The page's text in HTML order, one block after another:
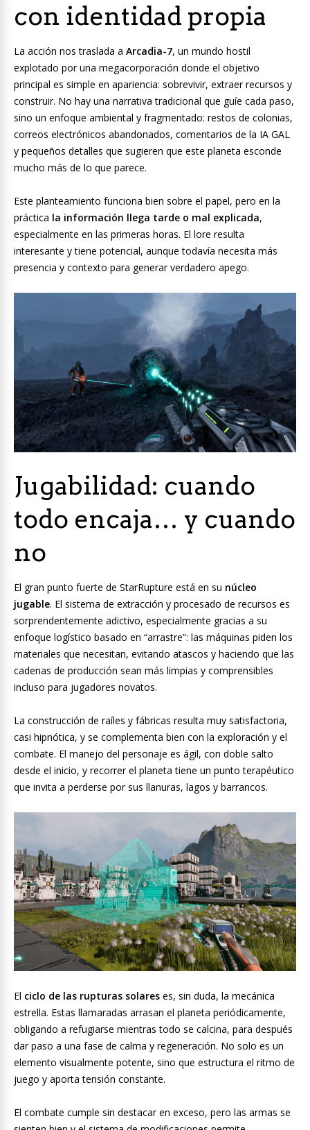
con identidad propia
La acción nos traslada a Arcadia-7, un mundo hostil
explotado por una megacorporación donde el objetivo
principal es simple en apariencia: sobrevivir, extraer recursos y
construir. No hay una narrativa tradicional que guíe cada paso,
sino un enfoque ambiental y fragmentado: restos de colonias,
correos electrónicos abandonados, comentarios de la IA GAL
y pequeños detalles que sugieren que este planeta esconde
mucho más de lo que parece.
Este planteamiento funciona bien sobre el papel, pero en la
práctica la información llega tarde o mal explicada,
especialmente en las primeras horas. El lore resulta
interesante y tiene potencial, aunque todavía necesita más
presencia y contexto para generar verdadero apego.
Jugabilidad: cuando
todo encaja… y cuando
no
El gran punto fuerte de StarRupture está en su núcleo
jugable. El sistema de extracción y procesado de recursos es
sorprendentemente adictivo, especialmente gracias a su
enfoque logístico basado en “arrastre”: las máquinas piden los
materiales que necesitan, evitando atascos y haciendo que las
cadenas de producción sean más limpias y comprensibles
incluso para jugadores novatos.
La construcción de raíles y fábricas resulta muy satisfactoria,
casi hipnótica, y se complementa bien con la exploración y el
combate. El manejo del personaje es ágil, con doble salto
desde el inicio, y recorrer el planeta tiene un punto terapéutico
que invita a perderse por sus llanuras, lagos y barrancos.
El ciclo de las rupturas solares es, sin duda, la mecánica
estrella. Estas llamaradas arrasan el planeta periódicamente,
obligando a refugiarse mientras todo se calcina, para después
dar paso a una fase de calma y regeneración. No solo es un
elemento visualmente potente, sino que estructura el ritmo de
juego y aporta tensión constante.
El combate cumple sin destacar en exceso, pero las armas se